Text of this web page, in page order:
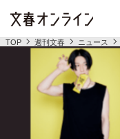
TOP 週刊文春 ニュース